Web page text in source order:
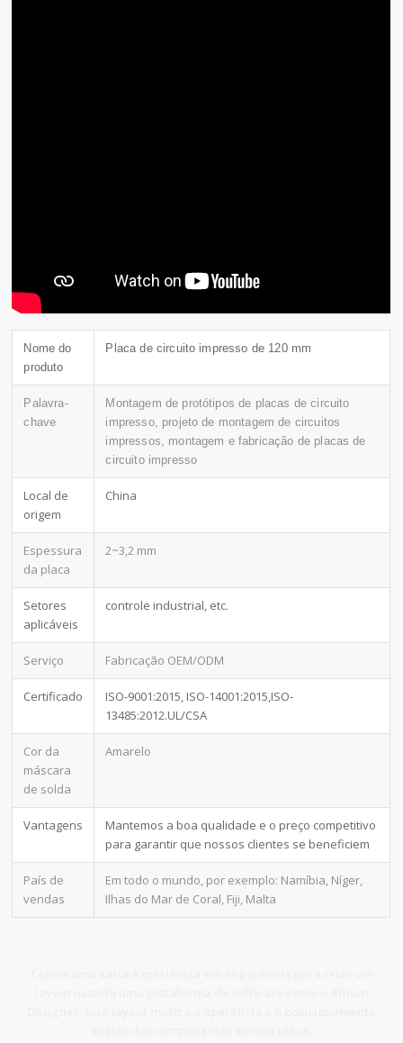
Nome do
produto
Placa de circuito impresso de 120 mm
Palavra-
chave
Montagem de protótipos de placas de circuito
impresso, projeto de montagem de circuitos
impressos, montagem e fabricação de placas de
circuito impresso
Local de
origem
China
Espessura
da placa
2~3,2 mm
Setores
aplicáveis
controle industrial, etc.
Serviço Fabricação OEM/ODM
Certificado
ISO-9001:2015, ISO-14001:2015,ISO-
13485:2012.UL/CSA
Cor da
máscara
de solda
Amarelo
Vantagens
Mantemos a boa qualidade e o preço competitivo
para garantir que nossos clientes se beneficiem
País de
vendas
Em todo o mundo, por exemplo: Namíbia, Níger,
Ilhas do Mar de Coral, Fiji, Malta